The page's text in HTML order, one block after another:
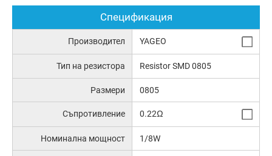
Спецификация
Производител YAGEO
Тип на резистора Resistor SMD 0805
Размери 0805
Съпротивление 0.22Ω
Номинална мощност 1/8W